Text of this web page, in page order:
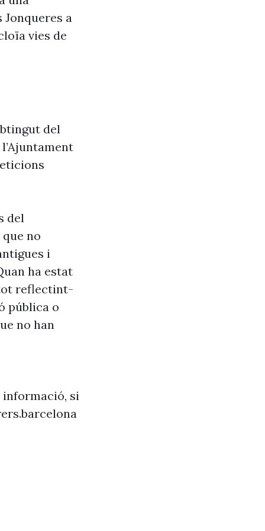
a
vies de
del
del
no
i
ha estat
tot reflectint-
pública o
no han
informació, si